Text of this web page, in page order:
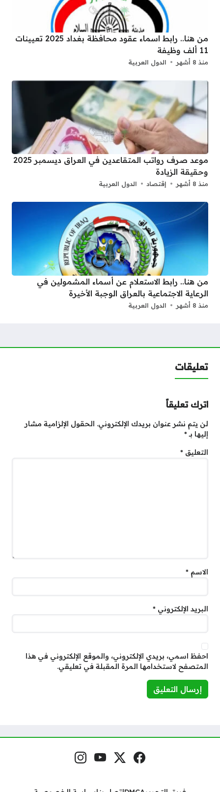
من هنا.. رابط اسماء عقود محافظة بغداد 2025 تعيينات
11 ألف وظيفة
منذ 8 أشهر الدول العربية
موعد صرف رواتب المتقاعدين في العراق ديسمبر 2025
وحقيقة الزيادة
منذ 8 أشهر إقتصاد الدول العربية
من هنا.. رابط الاستعلام عن أسماء المشمولين في
الرعاية الاجتماعية بالعراق الوجبة الأخيرة
منذ 8 أشهر الدول العربية
تعليقات
اترك تعليقاً
لن يتم نشر عنوان بريدك الإلكتروني. الحقول الإلزامية مشار
إليها بـ*
التعليق *
الاسم *
البريد الإلكتروني *
احفظ اسمي، بريدي الإلكتروني، والموقع الإلكتروني في هذا
المتصفح لاستخدامها المرة المقبلة في تعليقي.
مواقع التواصل فيسبوكمنصة إكس
يوتيوبإنستغرام